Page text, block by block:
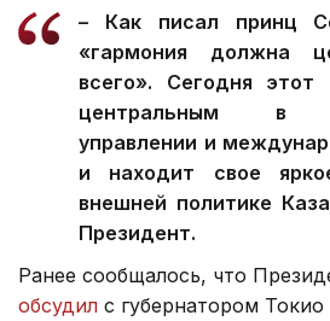
– Как писал принц
«гармония должна
всего». Сегодня этот
центральным в
управлении и
и находит свое
внешней политике
Президент.
Ранее сообщалось, что
обсудил с губернатором